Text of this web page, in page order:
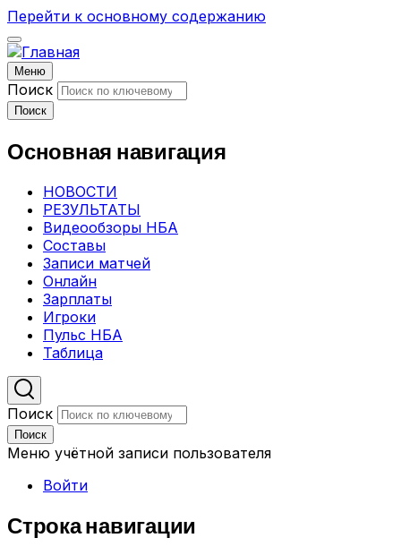
Перейти к основному содержанию
Меню
Поиск
Поиск
Основная навигация
НОВОСТИ
РЕЗУЛЬТАТЫ
Видеообзоры НБА
Составы
Записи матчей
Онлайн
Зарплаты
Игроки
Пульс НБА
Таблица
Поиск
Поиск
Меню учётной записи пользователя
Войти
Строка навигации